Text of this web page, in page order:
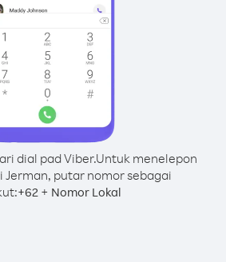
dial pad Viber.Untuk menelepon
Jerman, putar nomor sebagai
+62+ Nomor Lokal